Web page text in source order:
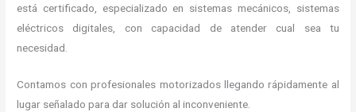
está certificado, especializado en sistemas mecánicos, sistemas
eléctricos digitales, con capacidad de atender cual sea tu
necesidad.
Contamos con profesionales motorizados llegando rápidamente al
lugar señalado para dar solución al inconveniente.